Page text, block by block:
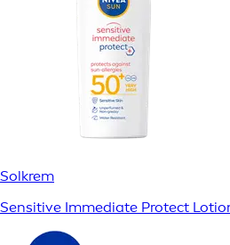
Solkrem
Sensitive Immediate Protect